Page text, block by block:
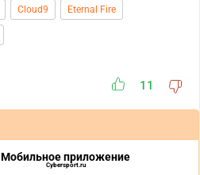
Cloud9 Eternal Fire
11
Мобильное приложение
Cybersport.ru